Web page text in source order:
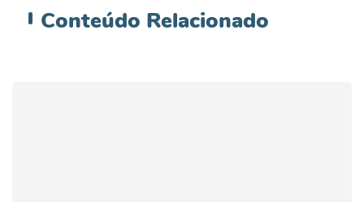
Conteúdo Relacionado